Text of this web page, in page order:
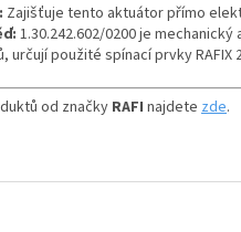
Zajišťuje tento aktuátor přímo
1.30.242.602/0200 je
určují použité spínací prvky
od značkyRAFI najdete zde.